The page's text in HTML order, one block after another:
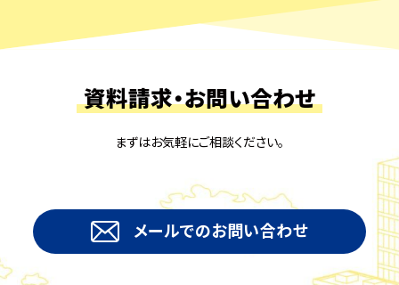
資料請求・お問い合わせ
まずはお気軽にご相談ください。
メールでのお問い合わせ